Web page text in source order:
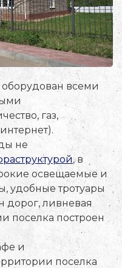
всеми
газ,
не
, в
освещаемые и
удобные тротуары
дорог, ливневая
поселка построен
и
поселка